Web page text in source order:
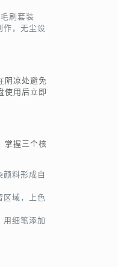
刷套装
作，无尘设
阴凉处避免
使用后立即
掌握三个核
颜料形成自
区域，上色
用细笔添加